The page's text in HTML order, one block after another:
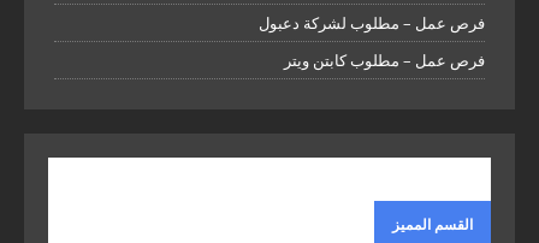
فرص عمل – مطلوب لشركة دعبول
فرص عمل – مطلوب كابتن ويتر
القسم المميز